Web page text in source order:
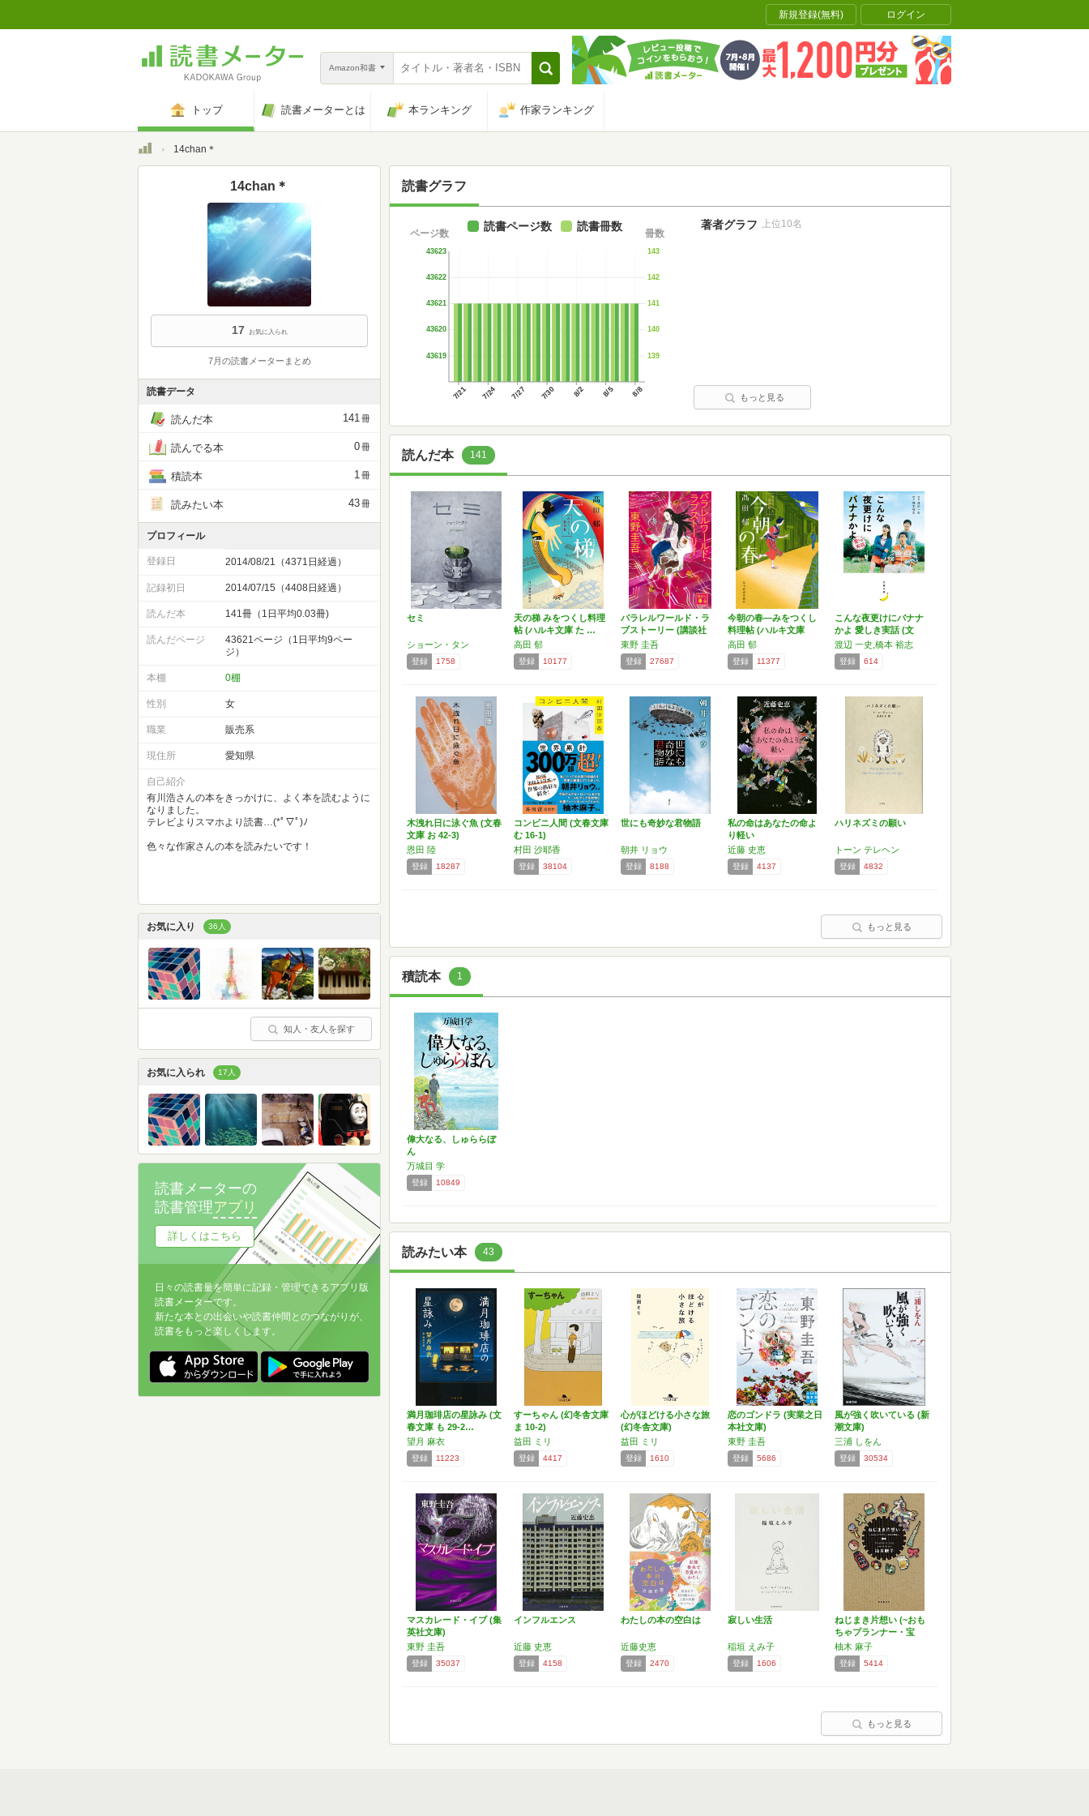
新規登録(無料) ログイン
Amazon和書
トップ 読書メーターとは 本ランキング 作家ランキング
トップ14chan＊
読書グラフ
7/21 7/24 7/27 7/30 8/2 8/5 8/8
43619
43620
43621
43622
43623
ページ数
139
140
141
142
143
冊数
読書ページ数 読書冊数 著者グラフ 上位10名
もっと見る
読んだ本 141
セミ
ショーン・タン
登録 1758
天の梯 みをつくし料理
帖 (ハルキ文庫 た …
高田 郁
登録 10177
パラレルワールド・ラ
ブストーリー (講談社
文…
東野 圭吾
登録 27687
今朝の春―みをつくし
料理帖 (ハルキ文庫
た…
高田 郁
登録 11377
こんな夜更けにバナナ
かよ 愛しき実話 (文
春…
渡辺 一史,橋本 裕志
登録 614
木洩れ日に泳ぐ魚 (文春
文庫 お 42-3)
恩田 陸
登録 18287
コンビニ人間 (文春文庫
む 16-1)
村田 沙耶香
登録 38104
世にも奇妙な君物語
朝井 リョウ
登録 8188
私の命はあなたの命よ
り軽い
近藤 史恵
登録 4137
ハリネズミの願い
トーン テレヘン
登録 4832
もっと見る
積読本 1
偉大なる、しゅららぼ
ん
万城目 学
登録 10849
読みたい本 43
満月珈琲店の星詠み (文
春文庫 も 29-2…
望月 麻衣
登録 11223
すーちゃん (幻冬舎文庫
ま 10-2)
益田 ミリ
登録 4417
心がほどける小さな旅
(幻冬舎文庫)
益田 ミリ
登録 1610
恋のゴンドラ (実業之日
本社文庫)
東野 圭吾
登録 5686
風が強く吹いている (新
潮文庫)
三浦 しをん
登録 30534
マスカレード・イブ (集
英社文庫)
東野 圭吾
登録 35037
インフルエンス
近藤 史恵
登録 4158
わたしの本の空白は
近藤史恵
登録 2470
寂しい生活
稲垣 えみ子
登録 1606
ねじまき片想い (~おも
ちゃプランナー・宝
子…
柚木 麻子
登録 5414
もっと見る
14chan＊
17 お気に入られ
7月の読書メーターまとめ
読書データ
読んだ本 141冊
読んでる本 0冊
積読本 1冊
読みたい本 43冊
プロフィール
登録日 2014/08/21（4371日経過）
記録初日 2014/07/15（4408日経過）
読んだ本 141冊（1日平均0.03冊)
読んだページ
43621ページ（1日平均9ペー
ジ）
本棚 0棚
性別 女
職業 販売系
現住所 愛知県
自己紹介
有川浩さんの本をきっかけに、よく本を読むように
なりました。
テレビよりスマホより読書…(*ﾟ▽ﾟ)ﾉ
色々な作家さんの本を読みたいです！
お気に入り 36人
知人・友人を探す
お気に入られ 17人
読書メーターの
読書管理アプリ
詳しくはこちら
日々の読書量を簡単に記録・管理できるアプリ版
読書メーターです。
新たな本との出会いや読書仲間とのつながりが、
読書をもっと楽しくします。